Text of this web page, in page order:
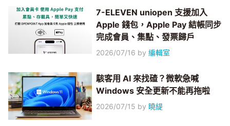
7-ELEVEN uniopen 支援加入
Apple 錢包，Apple Pay 結帳同步
完成會員、集點、發票歸戶
2026/07/16 by編輯室
駭客用 AI 來找碴？微軟急喊
Windows 安全更新不能再拖啦
2026/07/15 by 曉緹